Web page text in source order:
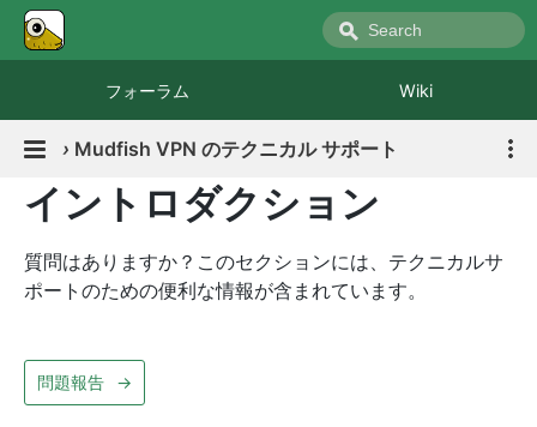
フォーラム Wiki
› Mudfish VPN のテクニカル サポート
イントロダクション
質問はありますか？このセクションには、テクニカルサ
ポートのための便利な情報が含まれています。
問題報告 →